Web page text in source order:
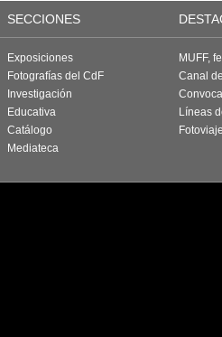
SECCIONES
Exposiciones
Fotografías del CdF
Investigación
Educativa
Catálogo
Mediateca
MUFF,
Canal
Líneas